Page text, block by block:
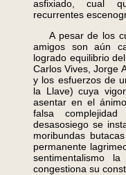
asfixiado, cual
recurrentes
A pesar de los
amigos son aún
logrado equilibrio
Carlos Vives, Jorge
y los esfuerzos de
la Llave) cuya
asentar en el
falsa
desasosiego se
moribundas
permanente
sentimentalismo
congestiona su